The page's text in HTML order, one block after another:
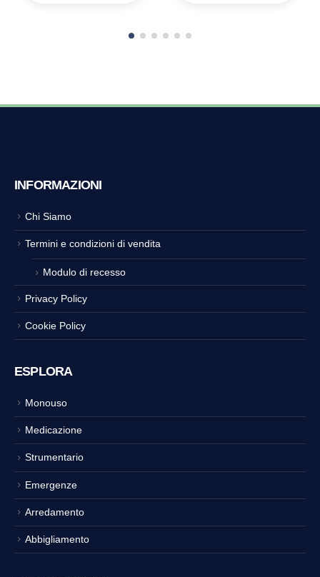
INFORMAZIONI
Chi Siamo
Termini e condizioni di vendita
Modulo di recesso
Privacy Policy
Cookie Policy
ESPLORA
Monouso
Medicazione
Strumentario
Emergenze
Arredamento
Abbigliamento